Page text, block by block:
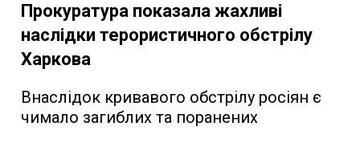
Прокуратура показала жахливі
наслідки терористичного обстрілу
Харкова
Внаслідок кривавого обстрілу росіян є
чимало загиблих та поранених